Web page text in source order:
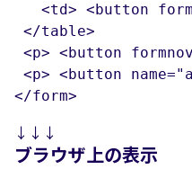
<td> <button
</table>
<p> <button
<p> <button
</form>
↓↓↓
ブラウザ上の表示